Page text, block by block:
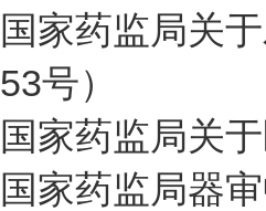
国家药监局关
53号）
国家药监局关
国家药监局器